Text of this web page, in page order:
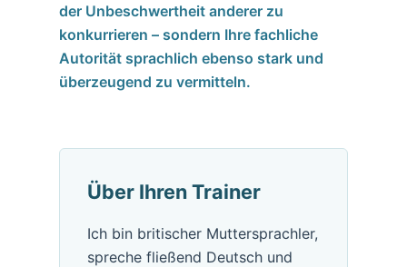
der Unbeschwertheit anderer zu
konkurrieren – sondern Ihre fachliche
Autorität sprachlich ebenso stark und
überzeugend zu vermitteln.
Über Ihren Trainer
Ich bin britischer Muttersprachler,
spreche fließend Deutsch und